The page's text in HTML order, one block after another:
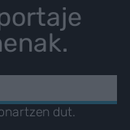
dut.